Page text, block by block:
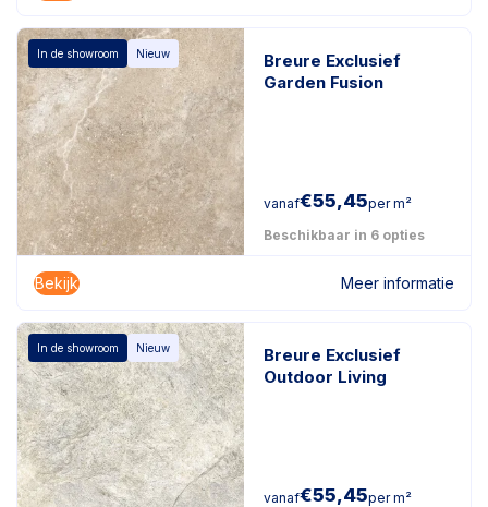
In de showroom Nieuw
Breure Exclusief
Garden Fusion
vanaf€55,45per m²
Beschikbaar in 6 opties
Bekijk Meer informatie
In de showroom Nieuw
Breure Exclusief
Outdoor Living
vanaf€55,45per m²